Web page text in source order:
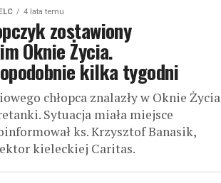
4 lata temu
zostawiony
Oknie Życia.
kilka tygodni
chłopca znalazły w Oknie Życia
Sytuacja miała miejsce
ks. Krzysztof Banasik,
kieleckiej Caritas.